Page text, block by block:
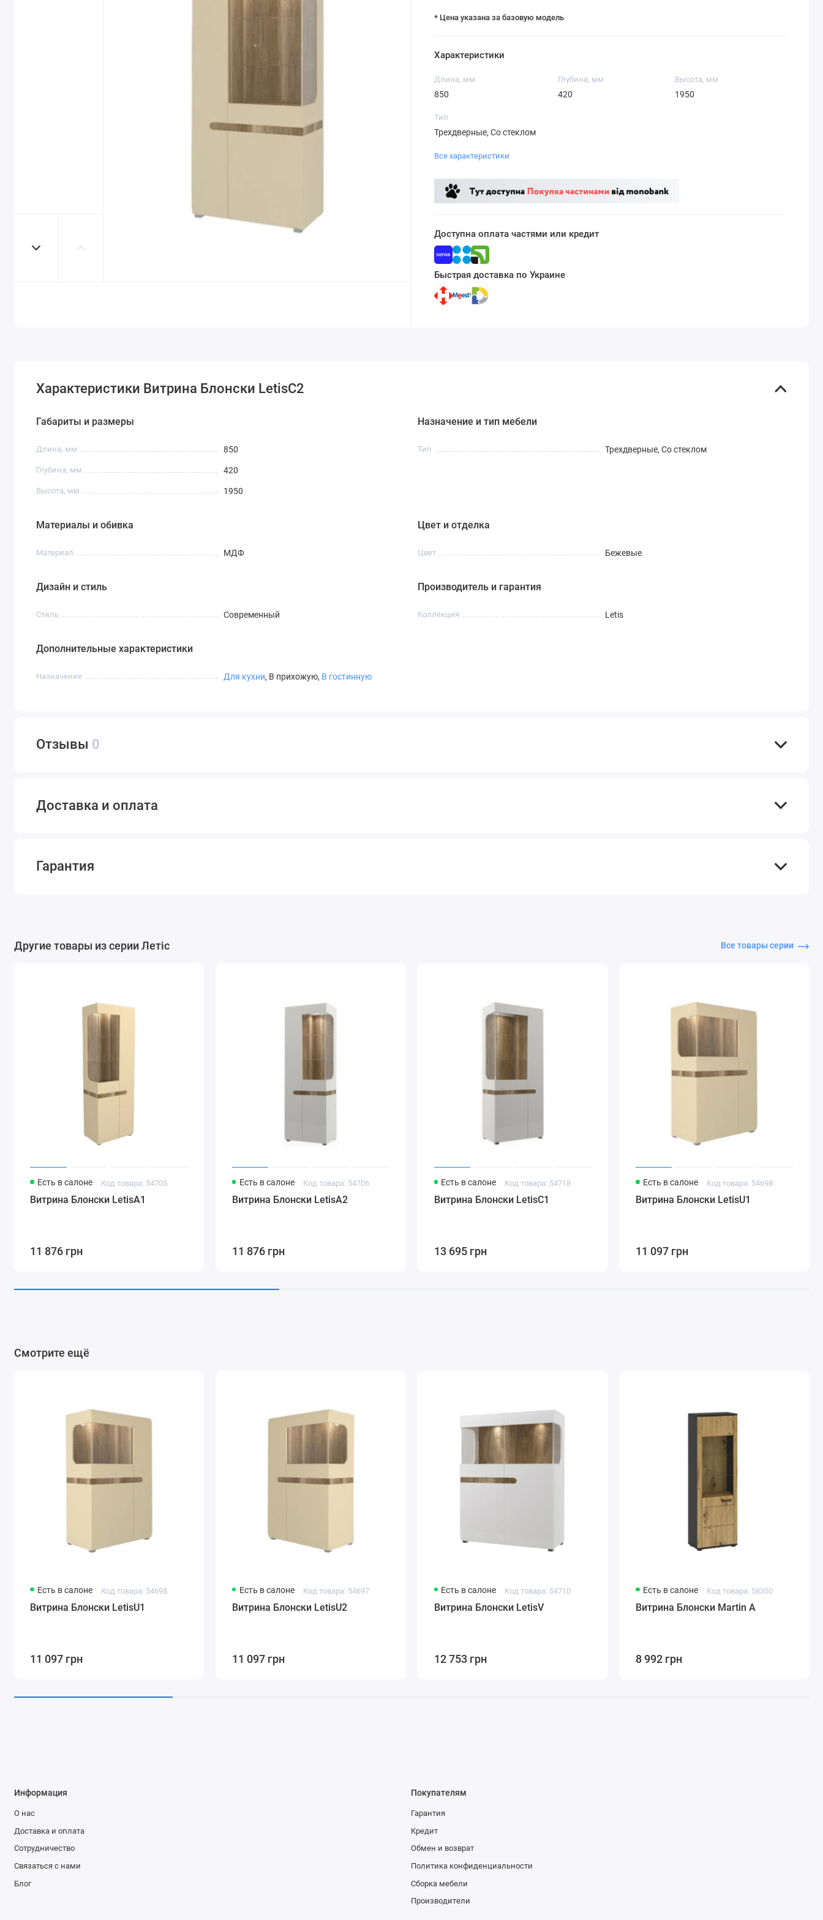
* Цена указана за базовую модель
Характеристики
Длина, мм
850
Глубина, мм
420
Высота, мм
1950
Тип
Трехдверные, Со стеклом
Все характеристики
Доступна оплата частями или кредит
Быстрая доставка по Украине
Характеристики Витрина Блонски LetisC2
Габариты и размеры
Длина, мм 850
Глубина, мм 420
Высота, мм 1950
Назначение и тип мебели
Тип Трехдверные, Со стеклом
Материалы и обивка
Материал МДФ
Цвет и отделка
Цвет Бежевые
Дизайн и стиль
Стиль Современный
Производитель и гарантия
Коллекция Letis
Дополнительные характеристики
Назначение Для кухни, В прихожую, В гостинную
Отзывы 0
Доставка и оплата
Гарантия
Другие товары из серии Летіс Все товары серии
Есть в салоне Код товара: 54705
Витрина Блонски LetisA1
11 876 грн
Есть в салоне Код товара: 54706
Витрина Блонски LetisA2
11 876 грн
Есть в салоне Код товара: 54718
Витрина Блонски LetisC1
13 695 грн
Есть в салоне Код товара: 54698
Витрина Блонски LetisU1
11 097 грн
Смотрите ещё
Есть в салоне Код товара: 54698
Витрина Блонски LetisU1
11 097 грн
Есть в салоне Код товара: 54697
Витрина Блонски LetisU2
11 097 грн
Есть в салоне Код товара: 54710
Витрина Блонски LetisV
12 753 грн
Есть в салоне Код товара: 58350
Витрина Блонски Martin A
8 992 грн
Информация
О нас
Доставка и оплата
Сотрудничество
Связаться с нами
Блог
Покупателям
Гарантия
Кредит
Обмен и возврат
Политика конфиденциальности
Сборка мебели
Производители